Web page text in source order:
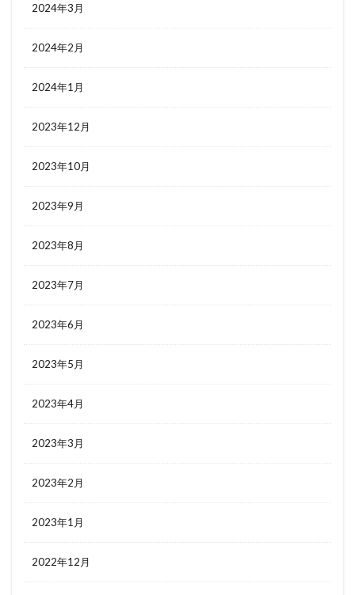
2024年3月
2024年2月
2024年1月
2023年12月
2023年10月
2023年9月
2023年8月
2023年7月
2023年6月
2023年5月
2023年4月
2023年3月
2023年2月
2023年1月
2022年12月